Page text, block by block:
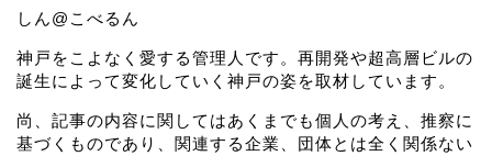
しん@こべるん
神戸をこよなく愛する管理人です。再開発や超高層ビルの
誕生によって変化していく神戸の姿を取材しています。
尚、記事の内容に関してはあくまでも個人の考え、推察に
基づくものであり、関連する企業、団体とは全く関係ない